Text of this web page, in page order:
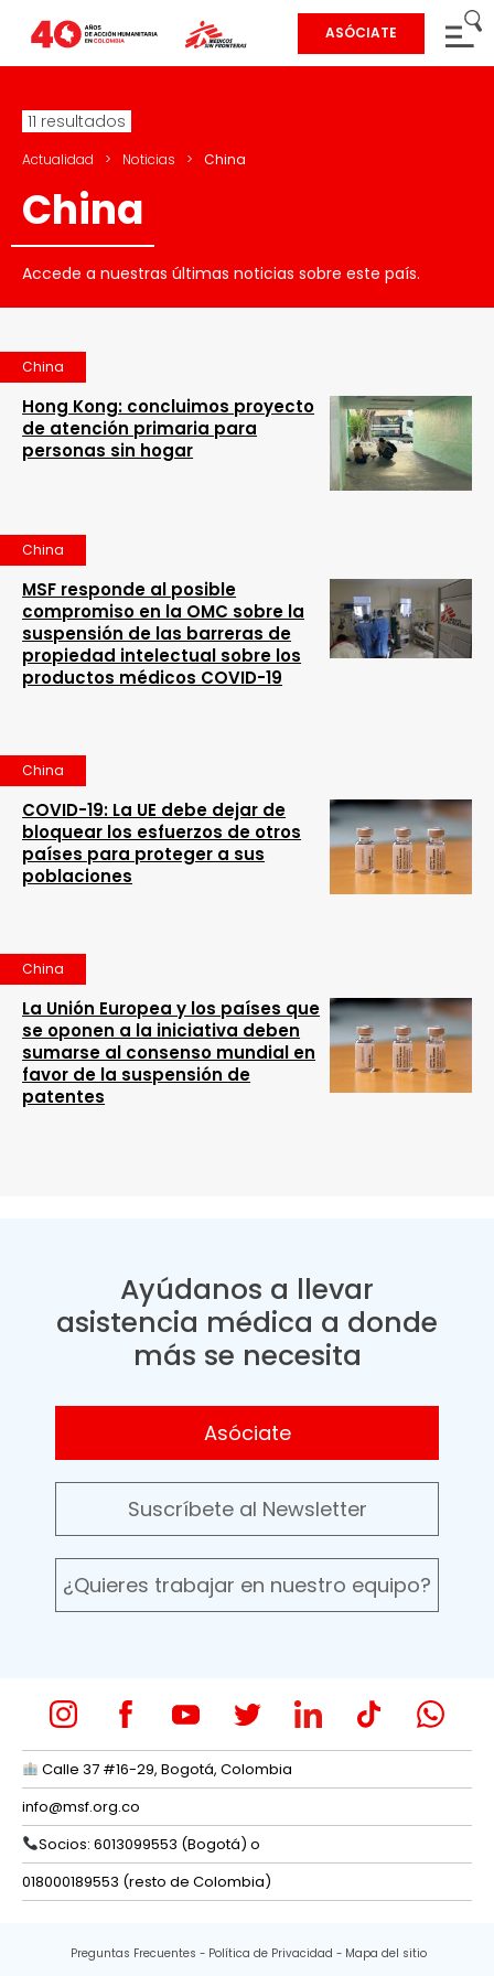
ASÓCIATE
11 resultados
Actualidad > Noticias > China
China
Accede a nuestras últimas noticias sobre este país.
China
Hong Kong: concluimos proyecto
de atención primaria para
personas sin hogar
China
MSF responde al posible
compromiso en la OMC sobre la
suspensión de las barreras de
propiedad intelectual sobre los
productos médicos COVID-19
China
COVID-19: La UE debe dejar de
bloquear los esfuerzos de otros
países para proteger a sus
poblaciones
China
La Unión Europea y los países que
se oponen a la iniciativa deben
sumarse al consenso mundial en
favor de la suspensión de
patentes
Ayúdanos a llevar
asistencia médica a donde
más se necesita
Asóciate
Suscríbete al Newsletter
¿Quieres trabajar en nuestro equipo?
Calle 37 #16-29, Bogotá, Colombia
info@msf.org.co
Socios: 6013099553 (Bogotá) o
018000189553 (resto de Colombia)
Preguntas Frecuentes Política de Privacidad Mapa del sitio